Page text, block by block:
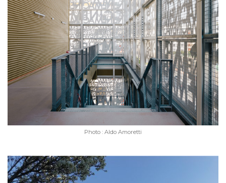
Photo : Aldo Amoretti